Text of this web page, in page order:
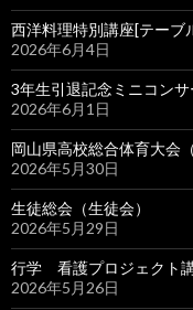
西洋料理特別講座[テーブ
2026年6月4日
3年生引退記念ミニコンサ
2026年6月1日
岡山県高校総合体育大会
2026年5月30日
生徒総会（生徒会）
2026年5月29日
行学 看護プロジェクト
2026年5月26日